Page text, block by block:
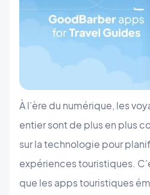
À l’ère du numérique, les
entier sont de plus en plus
sur la technologie pour
expériences touristiques.
que les apps touristiques